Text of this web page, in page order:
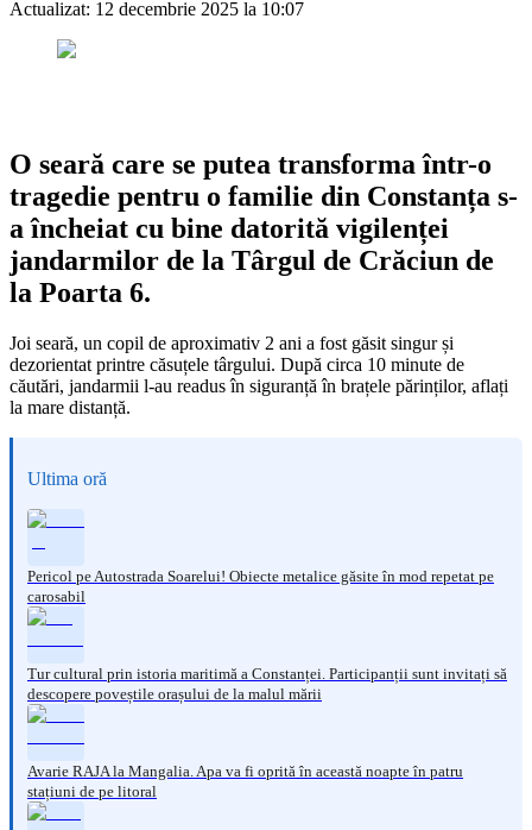
Actualizat: 12 decembrie 2025 la 10:07
O seară care se putea transforma într-o
tragedie pentru o familie din Constanța s-
a încheiat cu bine datorită vigilenței
jandarmilor de la Târgul de Crăciun de
la Poarta 6.
Joi seară, un copil de aproximativ 2 ani a fost găsit singur și
dezorientat printre căsuțele târgului. După circa 10 minute de
căutări, jandarmii l-au readus în siguranță în brațele părinților, aflați
la mare distanță.
Ultima oră
Pericol pe Autostrada Soarelui! Obiecte metalice găsite în mod repetat pe
carosabil
Tur cultural prin istoria maritimă a Constanței. Participanții sunt invitați să
descopere poveștile orașului de la malul mării
Avarie RAJA la Mangalia. Apa va fi oprită în această noapte în patru
stațiuni de pe litoral